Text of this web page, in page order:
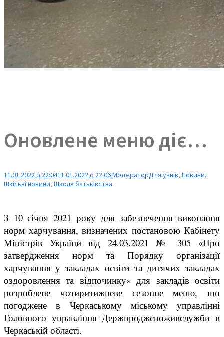
Оновлене меню діє…
11.01.2022 о 22:0411.01.2022 о 22:06МодераторДля учнів, Новини,
Шкільні новини, Школа батьківства
З 10 січня 2021 року для забезпечення виконання
норм харчування, визначених постановою Кабінету
Міністрів України від 24.03.2021 № 305 «Про
затвердження норм та Порядку організації
харчування у закладах освіти та дитячих закладах
оздоровлення та відпочинку» для закладів освіти
розроблене чотиритижневе сезонне меню, що
погоджене в Черкаському міському управлінні
Головного управління Держпроджспоживслужби в
Черкаській області.